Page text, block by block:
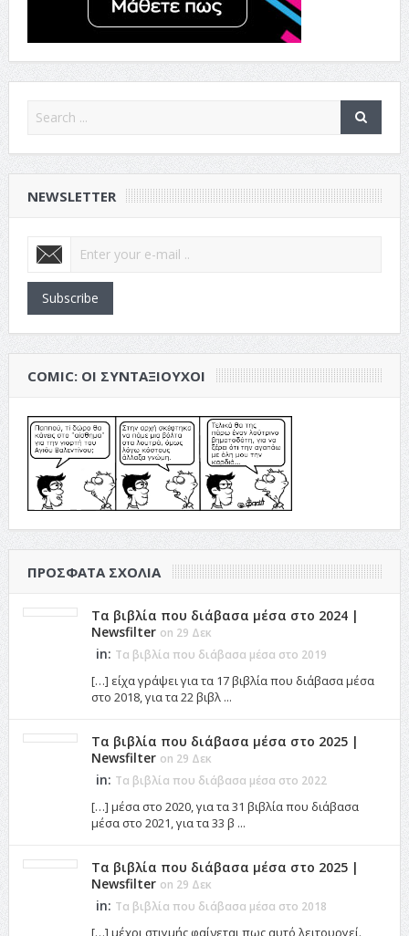
NEWSLETTER
Subscribe
COMIC: ΟΙ ΣΥΝΤΑΞΙΟΎΧΟΙ
ΠΡΌΣΦΑΤΑ ΣΧΌΛΙΑ
Τα βιβλία που διάβασα μέσα στο 2024 |
Newsfilter on 29 Δεκ
in: Τα βιβλία που διάβασα μέσα στο 2019
[…] είχα γράψει για τα 17 βιβλία που διάβασα μέσα
στο 2018, για τα 22 βιβλ ...
Τα βιβλία που διάβασα μέσα στο 2025 |
Newsfilter on 29 Δεκ
in: Τα βιβλία που διάβασα μέσα στο 2022
[…] μέσα στο 2020, για τα 31 βιβλία που διάβασα
μέσα στο 2021, για τα 33 β ...
Τα βιβλία που διάβασα μέσα στο 2025 |
Newsfilter on 29 Δεκ
in: Τα βιβλία που διάβασα μέσα στο 2018
[…] μέχρι στιγμής φαίνεται πως αυτό λειτουργεί.